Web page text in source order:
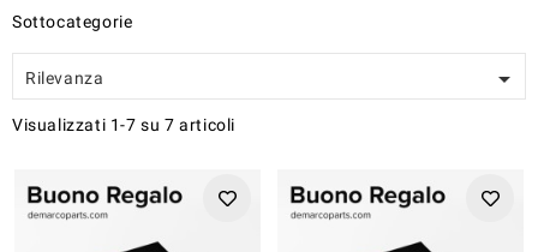
Sottocategorie
Rilevanza 
Visualizzati 1-7 su 7 articoli